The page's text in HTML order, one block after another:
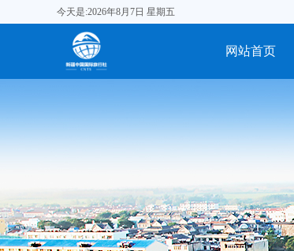
今天是:2026年8月7日 星期五
网站首页